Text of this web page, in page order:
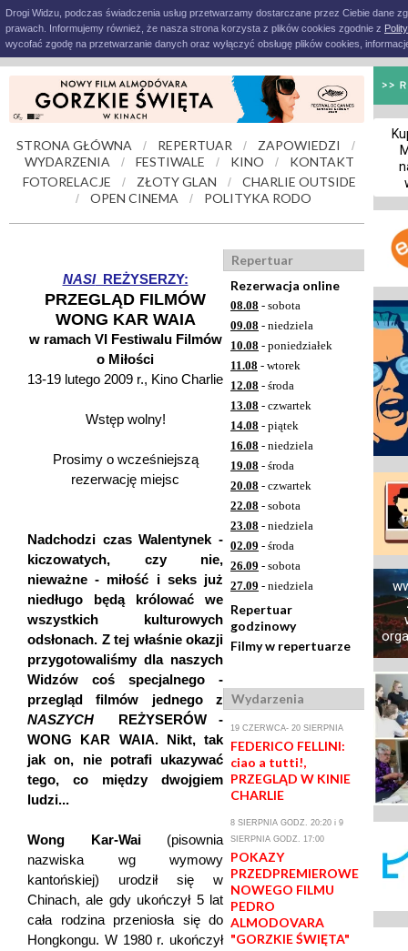
Drogi Widzu, podczas świadczenia usług przetwarzamy dostarczane przez Ciebie dane
prawach. Informujemy również, że nasza strona korzysta z plików cookies zgodnie z
wycofać zgodę na przetwarzanie danych oraz wyłączyć obsługę plików cookies,
STRONA GŁÓWNA / REPERTUAR / ZAPOWIEDZI /
WYDARZENIA / FESTIWALE / KINO /
KONTAKT
FOTORELACJE
/ ZŁOTY GLAN / CHARLIE OUTSIDE
/ OPEN CINEMA / POLITYKA RODO
NASIREŻYSERZY:
PRZEGLĄD FILMÓW
WONG KAR WAIA
w ramach VI Festiwalu Filmów
o Miłości
13-19 lutego 2009 r., Kino Charlie
Wstęp wolny!
Prosimy o wcześniejszą
rezerwację miejsc
Nadchodzi czas Walentynek -
kiczowatych, czy nie,
nieważne - miłość i seks już
niedługo będą królować we
wszystkich kulturowych
odsłonach. Z tej właśnie okazji
przygotowaliśmy dla naszych
Widzów coś specjalnego -
przegląd filmów jednego z
NASZYCH REŻYSERÓW -
WONG KAR WAIA. Nikt, tak
jak on, nie potrafi ukazywać
tego, co między dwojgiem
ludzi...
Wong Kar-Wai(pisownia
nazwiska wg wymowy
kantońskiej) urodził się w
Chinach, ale gdy ukończył 5 lat
cała rodzina przeniosła się do
Hongkongu. W 1980 r. ukończył
Repertuar
Rezerwacja online
08.08 - sobota
09.08 - niedziela
10.08 - poniedziałek
11.08 - wtorek
12.08 - środa
13.08 - czwartek
14.08 - piątek
16.08 - niedziela
19.08 - środa
20.08 - czwartek
22.08 - sobota
23.08 - niedziela
02.09 - środa
26.09 - sobota
27.09 - niedziela
Repertuar
godzinowy
Filmy w repertuarze
Wydarzenia
19 CZERWCA- 20 SIERPNIA
FEDERICO FELLINI:
ciao a tutti!,
PRZEGLĄD W KINIE
CHARLIE
8 SIERPNIA GODZ. 20:20 i 9
SIERPNIA GODZ. 17:00
POKAZY
PRZEDPREMIEROWE
NOWEGO FILMU
PEDRO
ALMODOVARA
"GORZKIE ŚWIĘTA"